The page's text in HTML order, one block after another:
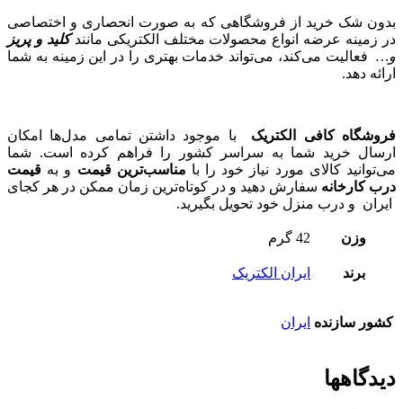
بدون شک خرید از فروشگاهی که به صورت انحصاری و اختصاصی
در زمینه عرضه انواع محصولات مختلف الکتریکی مانند کلید و پریز
و… فعالیت می‌کند، می‌تواند خدمات بهتری را در این زمینه به شما
ارائه دهد.
فروشگاه کافی الکتریک با موجود داشتن تمامی مدل‌ها امکان
ارسال خرید شما به سراسر کشور را فراهم کرده است. شما
می‌توانید کالای مورد نیاز خود را با مناسب‌ترین قیمت و به قیمت
درب کارخانه سفارش دهید و در کوتاه‌ترین زمان ممکن در هر کجای
ایران و درب منزل خود تحویل بگیرید.
وزن 42 گرم
برند ایران الکتریک
کشور سازنده ایران
دیدگاهها